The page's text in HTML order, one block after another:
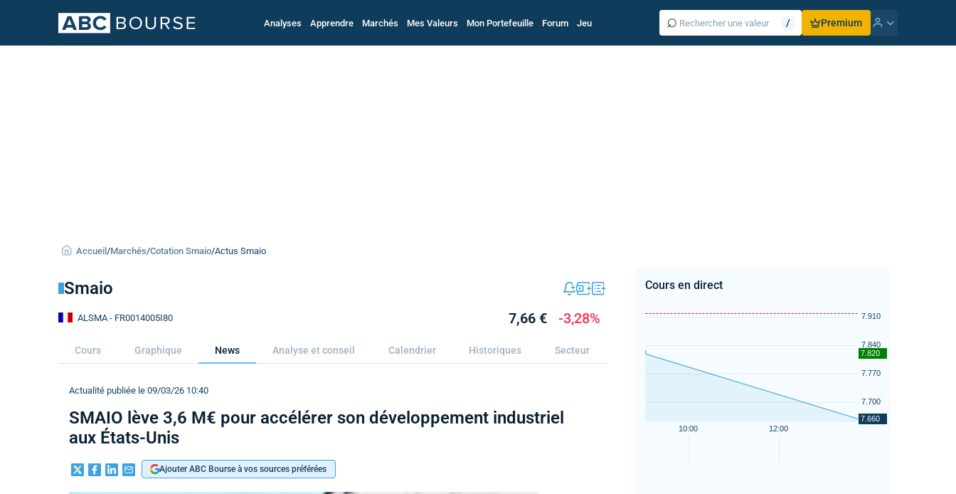
Analyses Apprendre Marchés Mes Valeurs Mon Portefeuille Forum Jeu ⌕ / Premium
Accueil /Marchés/Cotation Smaio/Actus Smaio
Smaio
ALSMA- FR0014005I80 7,66 € -3,28%
Cours Graphique News Analyse et conseil Calendrier Historiques Secteur
Actualité publiée le 09/03/26 10:40
SMAIO lève 3,6 M€ pour accélérer son développement industriel
aux États-Unis
Ajouter ABC Bourse à vos sources préférées
Cours en direct